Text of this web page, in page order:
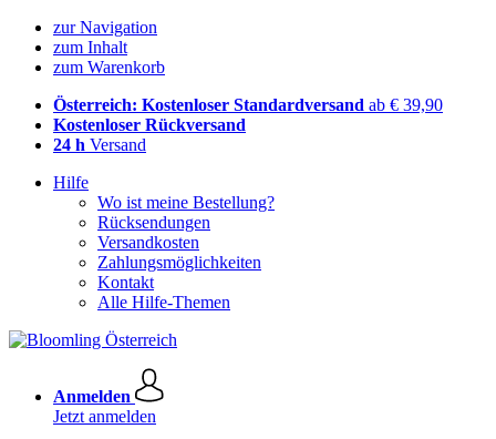
zur Navigation
zum Inhalt
zum Warenkorb
Österreich: Kostenloser Standardversand ab € 39,90
Kostenloser Rückversand
24 h Versand
Hilfe
Wo ist meine Bestellung?
Rücksendungen
Versandkosten
Zahlungsmöglichkeiten
Kontakt
Alle Hilfe-Themen
Anmelden
Jetzt anmelden